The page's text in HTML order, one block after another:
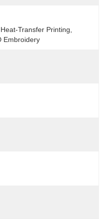
Transfer Printing,
Embroidery